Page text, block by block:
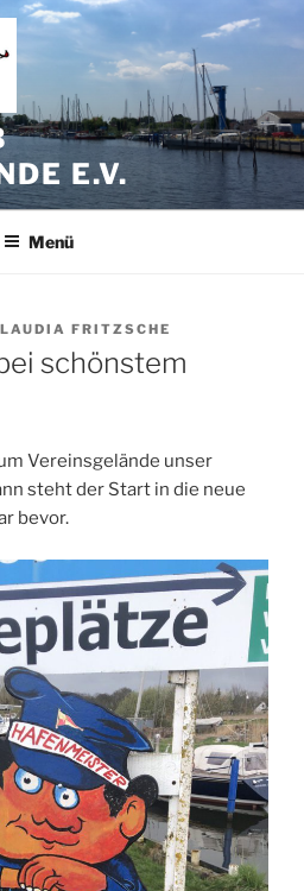
E.V.
Menü
FRITZSCHE
schönstem
Vereinsgelände unser
steht der Start in die neue
bevor.